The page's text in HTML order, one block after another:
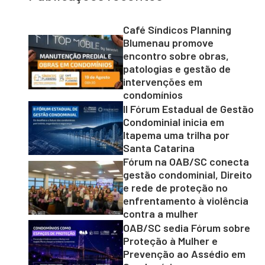
Café Síndicos Planning
Blumenau promove
encontro sobre obras,
patologias e gestão de
intervenções em
condomínios
II Fórum Estadual de Gestão
Condominial inicia em
Itapema uma trilha por
Santa Catarina
Fórum na OAB/SC conecta
gestão condominial, Direito
e rede de proteção no
enfrentamento à violência
contra a mulher
OAB/SC sedia Fórum sobre
Proteção à Mulher e
Prevenção ao Assédio em